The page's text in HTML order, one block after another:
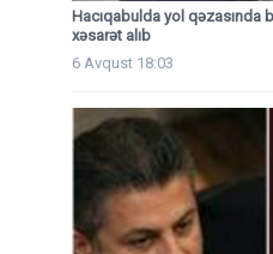
Hacıqabulda yol qəzasında
xəsarət alıb
6 Avqust 18:03